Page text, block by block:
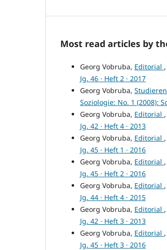
Most read articles by
Georg Vobruba, Editorial ,
Jg. 46 · Heft 2 · 2017
Georg Vobruba,
Soziologie: No. 1 (2008):
Georg Vobruba, Editorial ,
Jg. 42 · Heft 4 · 2013
Georg Vobruba, Editorial ,
Jg. 45 · Heft 1 · 2016
Georg Vobruba, Editorial ,
Jg. 45 · Heft 2 · 2016
Georg Vobruba, Editorial ,
Jg. 44 · Heft 4 · 2015
Georg Vobruba, Editorial ,
Jg. 42 · Heft 3 · 2013
Georg Vobruba, Editorial ,
Jg. 45 · Heft 3 · 2016